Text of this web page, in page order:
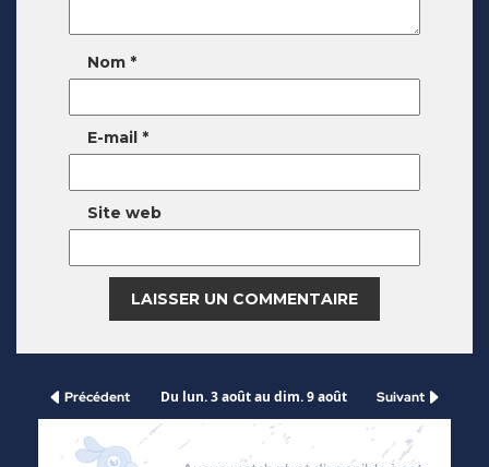
Nom *
E-mail *
Site web